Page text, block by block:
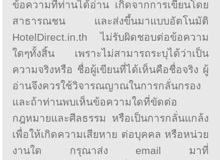
ข้อความที่ท่านได้อ่าน เกิดจากการเขียนโดย
สาธารณชน และส่งขึ้นมาแบบอัตโนมัติ
HotelDirect.in.th ไม่รับผิดชอบต่อข้อความ
ใดๆทั้งสิ้น เพราะไม่สามารถระบุได้ว่าเป็น
ความจริงหรือ ชื่อผู้เขียนที่ได้เห็นคือชื่อจริง ผู้
อ่านจึงควรใช้วิจารณญาณในการกลั่นกรอง
และถ้าท่านพบเห็นข้อความใดที่ขัดต่อ
กฎหมายและศีลธรรม หรือเป็นการกลั่นแกล้ง
เพื่อให้เกิดความเสียหาย ต่อบุคคล หรือหน่วย
งานใด กรุณาส่ง email มาที่